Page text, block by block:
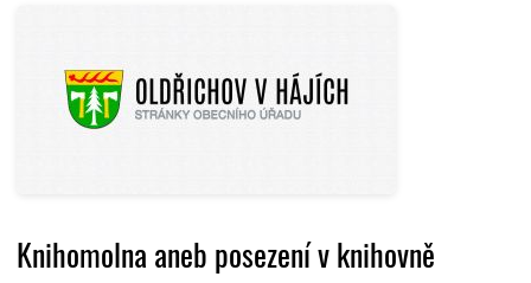
Knihomolna aneb posezení v knihovně